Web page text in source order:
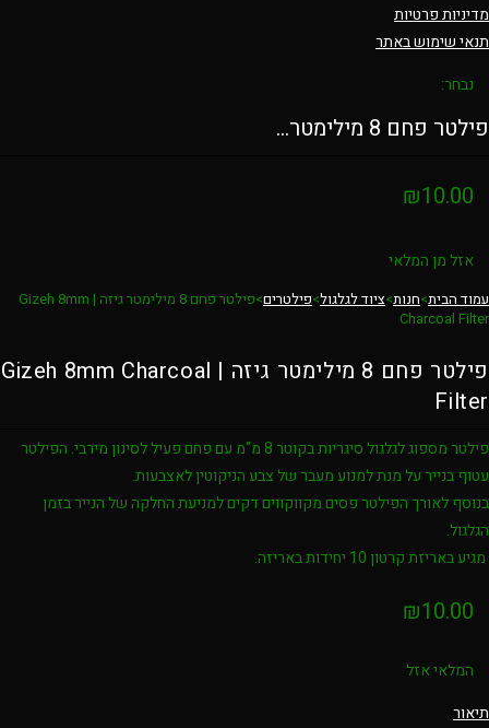
מדיניות פרטיות
תנאי שימוש באתר
נבחר:
פילטר פחם 8 מילימטר…
₪10.00
אזל מן המלאי
עמוד הבית>חנות>ציוד לגלגול>פילטרים>
פילטר פחם 8 מילימטר גיזה | Gizeh 8mm
Charcoal Filter
פילטר פחם 8 מילימטר גיזה | Gizeh 8mm Charcoal
Filter
פילטר מספוג לגלגול סיגריות בקוטר 8 מ"מ עם פחם פעיל לסינון מירבי. הפילטר
עטוף בנייר על מנת למנוע מעבר של צבע הניקוטין לאצבעות.
בנוסף לאורך הפילטר פסים מקווקווים דקים למניעת החלקה של הנייר בזמן
הגלגול.
מגיע באריזת קרטון 10 יחידות באריזה.
₪10.00
המלאי אזל
תיאור